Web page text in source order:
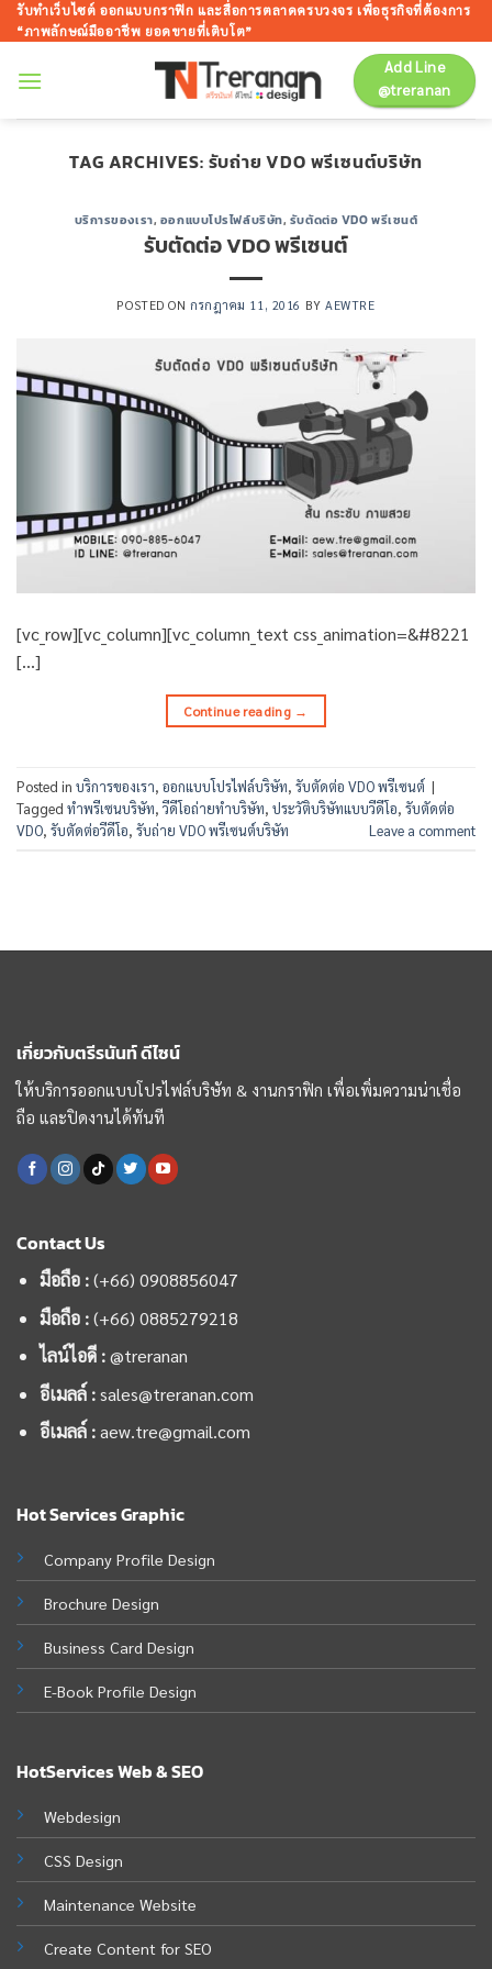
ข้าม
ไป
เนื้อหา
รับทำเว็บไซต์ ออกแบบกราฟิก และสื่อการตลาดครบวงจร เพื่อธุรกิจที่ต้องการ
“ภาพลักษณ์มืออาชีพ ยอดขายที่เติบโต”
Add Line
@treranan
TAG ARCHIVES: รับถ่าย VDO พรีเซนต์บริษัท
บริการของเรา, ออกแบบโปรไฟล์บริษัท, รับตัดต่อ VDO พรีเซนต์
รับตัดต่อ VDO พรีเซนต์
POSTED ON กรกฎาคม 11, 2016 BYAEWTRE
[vc_row][vc_column][vc_column_text css_animation=&#8221
[…]
Continue reading →
Posted in บริการของเรา, ออกแบบโปรไฟล์บริษัท, รับตัดต่อ VDO พรีเซนต์ |
Tagged ทำพรีเซนบริษัท, วีดีโอถ่ายทำบริษัท, ประวัติบริษัทแบบวีดีโอ, รับตัดต่อ
VDO, รับตัดต่อวีดีโอ, รับถ่าย VDO พรีเซนต์บริษัท Leave a comment
เกี่ยวกับตรีรนันท์ ดีไซน์
ให้บริการออกแบบโปรไฟล์บริษัท & งานกราฟิก เพื่อเพิ่มความน่าเชื่อ
ถือ และปิดงานได้ทันที
Hot Services Graphic
Company Profile Design
Brochure Design
Business Card Design
E-Book Profile Design
HotServices Web & SEO
Webdesign
CSS Design
Maintenance Website
Create Content for SEO
Contact Us
มือถือ :(+66) 0908856047
มือถือ : (+66) 0885279218
ไลน์ไอดี :@treranan
อีเมลล์ :sales@treranan.com
อีเมลล์ :aew.tre@gmail.com